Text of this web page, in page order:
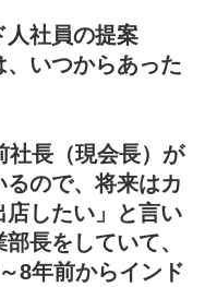
人社員の提案
いつからあった
社長（現会長）が
るので、将来はカ
店したい」と言い
長をしていて、
8年前からインド